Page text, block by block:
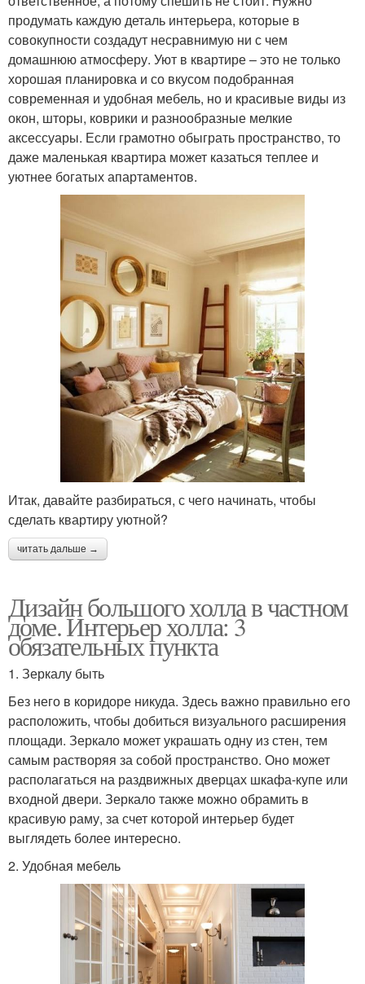
продумать каждую деталь интерьера, которые в
совокупности создадут несравнимую ни с чем
домашнюю атмосферу. Уют в квартире – это не только
хорошая планировка и со вкусом подобранная
современная и удобная мебель, но и красивые виды из
окон, шторы, коврики и разнообразные мелкие
аксессуары. Если грамотно обыграть пространство, то
даже маленькая квартира может казаться теплее и
уютнее богатых апартаментов.
Итак, давайте разбираться, с чего начинать, чтобы
сделать квартиру уютной?
читать дальше →
Дизайн большого холла в частном
доме. Интерьер холла: 3
обязательных пункта
1. Зеркалу быть
Без него в коридоре никуда. Здесь важно правильно его
расположить, чтобы добиться визуального расширения
площади. Зеркало может украшать одну из стен, тем
самым растворяя за собой пространство. Оно может
располагаться на раздвижных дверцах шкафа-купе или
входной двери. Зеркало также можно обрамить в
красивую раму, за счет которой интерьер будет
выглядеть более интересно.
2. Удобная мебель